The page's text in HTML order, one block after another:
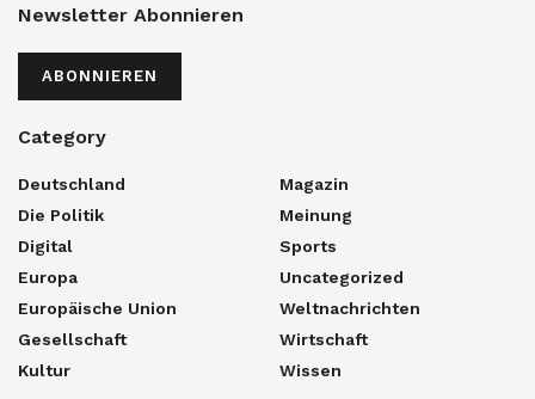
Newsletter Abonnieren
ABONNIEREN
Category
Deutschland
Die Politik
Digital
Europa
Europäische Union
Gesellschaft
Kultur
Magazin
Meinung
Sports
Uncategorized
Weltnachrichten
Wirtschaft
Wissen